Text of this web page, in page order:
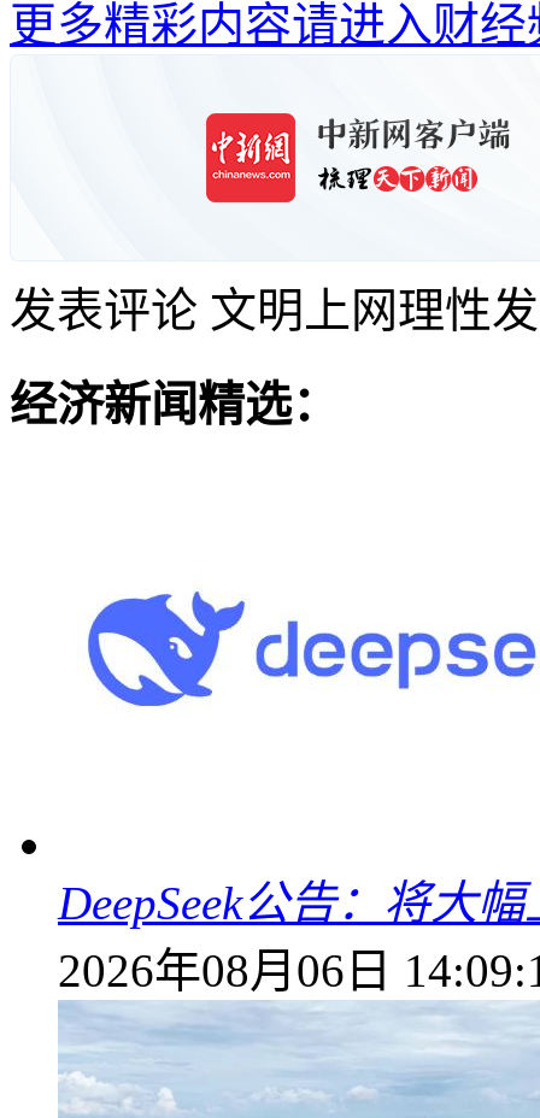
更多精彩内容请进入财经
发表评论 文明上网理性
经济新闻精选：
DeepSeek公告：将大
2026年08月06日